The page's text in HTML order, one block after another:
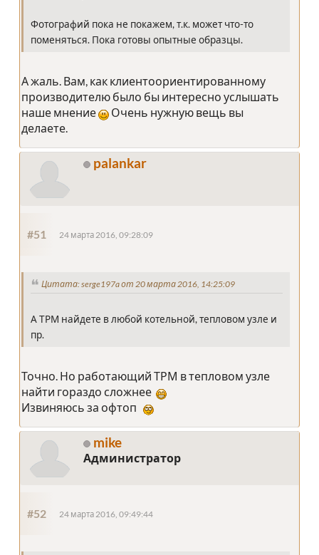
Фотографий пока не покажем, т.к. может что-то
поменяться. Пока готовы опытные образцы.
А жаль. Вам, как клиентоориентированному
производителю было бы интересно услышать
наше мнение
Очень нужную вещь вы
делаете.
palankar
#51 24 марта 2016, 09:28:09
Цитата: serge197a от 20 марта 2016, 14:25:09
А ТРМ найдете в любой котельной, тепловом узле и
пр.
Точно. Но работающий ТРМ в тепловом узле
найти гораздо сложнее
Извиняюсь за офтоп
mike
Администратор
#52 24 марта 2016, 09:49:44